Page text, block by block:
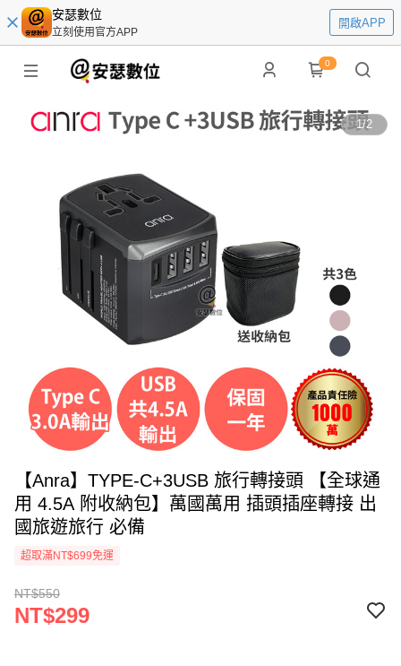
安瑟數位
立刻使用官方APP
開啟APP
0
1/2
【Anra】TYPE-C+3USB 旅行轉接頭 【全球通
用 4.5A 附收納包】萬國萬用 插頭插座轉接 出
國旅遊旅行 必備
超取滿NT$699免運
NT$550
NT$299